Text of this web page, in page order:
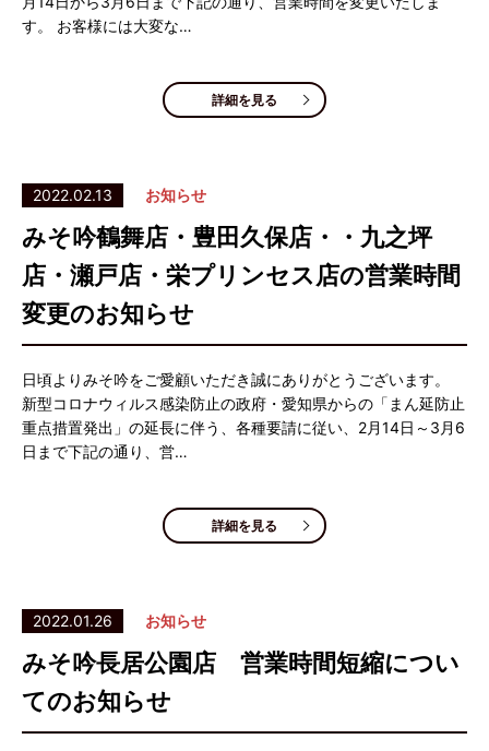
す。 お客様には大変な…
詳細を見る
2022.02.13 お知らせ
みそ吟鶴舞店・豊田久保店・・九之坪
店・瀬戸店・栄プリンセス店の営業時間
変更のお知らせ
日頃よりみそ吟をご愛顧いただき誠にありがとうございます。
新型コロナウィルス感染防止の政府・愛知県からの「まん延防止
重点措置発出」の延長に伴う、各種要請に従い、2月14日～3月6
日まで下記の通り、営…
詳細を見る
2022.01.26 お知らせ
みそ吟長居公園店 営業時間短縮につい
てのお知らせ